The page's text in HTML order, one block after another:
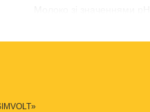
Вимірювання